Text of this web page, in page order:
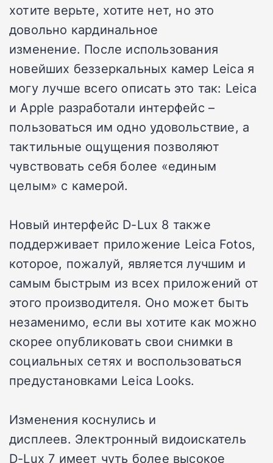
хотите верьте, хотите нет, но это
довольно кардинальное
изменение. После использования
новейших беззеркальных камер Leica я
могу лучше всего описать это так: Leica
и Apple разработали интерфейс –
пользоваться им одно удовольствие, а
тактильные ощущения позволяют
чувствовать себя более «единым
целым» с камерой.
Новый интерфейс D-Lux 8 также
поддерживает приложение Leica Fotos,
которое, пожалуй, является лучшим и
самым быстрым из всех приложений от
этого производителя. Оно может быть
незаменимо, если вы хотите как можно
скорее опубликовать свои снимки в
социальных сетях и воспользоваться
предустановками Leica Looks.
Изменения коснулись и
дисплеев. Электронный видоискатель
D-Lux 7 имеет чуть более высокое